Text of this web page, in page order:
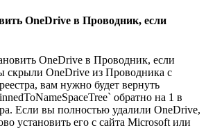
OneDrive в Проводник, если
OneDrive в Проводник, если
скрыли OneDrive из Проводника с
вам нужно будет вернуть
обратно на 1 в
Если вы полностью удалили OneDrive,
установить его с сайта Microsoft или